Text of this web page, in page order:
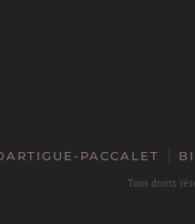
PACCALET
Tous droits